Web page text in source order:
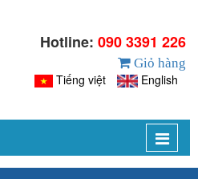
Hotline: 090 3391 226
Giỏ hàng
Tiếng việt English
Toggle